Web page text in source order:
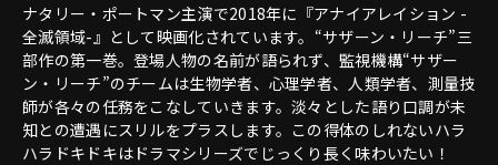
ナタリー・ポートマン主演で2018年に『アナイアレイション -
全滅領域-』として映画化されています。“サザーン・リーチ”三
部作の第一巻。登場人物の名前が語られず、監視機構“サザー
ン・リーチ”のチームは生物学者、心理学者、人類学者、測量技
師が各々の任務をこなしていきます。淡々とした語り口調が未
知との遭遇にスリルをプラスします。この得体のしれないハラ
ハラドキドキはドラマシリーズでじっくり長く味わいたい！